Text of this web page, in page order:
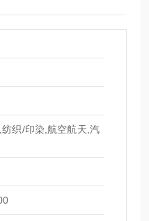
织/印染,航空航天,汽